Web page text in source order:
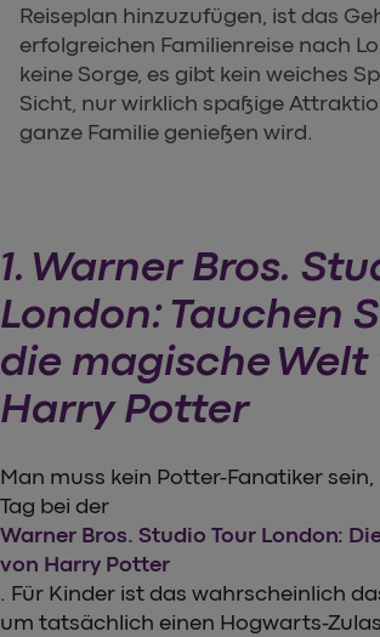
Reiseplan hinzuzufügen, ist das
erfolgreichen Familienreise nach
keine Sorge, es gibt kein weiches
Sicht, nur wirklich spaßige
ganze Familie genießen wird.
1. Warner Bros.
London: Tauchen
die magische Welt
Harry Potter
Man muss kein Potter-Fanatiker
Tag bei der
Warner Bros. Studio Tour London:
von Harry Potter
. Für Kinder ist das wahrscheinlich
um tatsächlich einen Hogwarts-